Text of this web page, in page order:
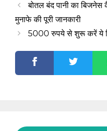
बोतल बंद पानी का
मुनाफे की पूरी जानकारी
5000 रुपये से शुरू करें ये